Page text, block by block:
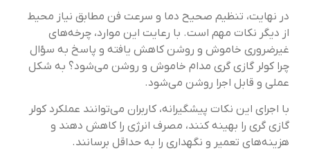
در نهایت، تنظیم صحیح دما و سرعت فن مطابق نیاز محیط
از دیگر نکات مهم است. با رعایت این موارد، چرخه‌های
غیرضروری خاموش و روشن کاهش یافته و پاسخ به سؤال
چرا کولر گازی گری مدام خاموش و روشن می‌شود؟ به شکل
عملی و قابل اجرا روشن می‌شود.
با اجرای این نکات پیشگیرانه، کاربران می‌توانند عملکرد کولر
گازی گری را بهینه کنند، مصرف انرژی را کاهش دهند و
هزینه‌های تعمیر و نگهداری را به حداقل برسانند.